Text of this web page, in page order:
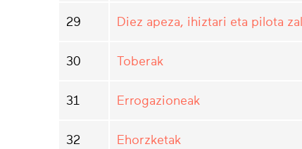
29 Diez apeza, ihiztari eta pilota
30 Toberak
31 Errogazioneak
32 Ehorzketak